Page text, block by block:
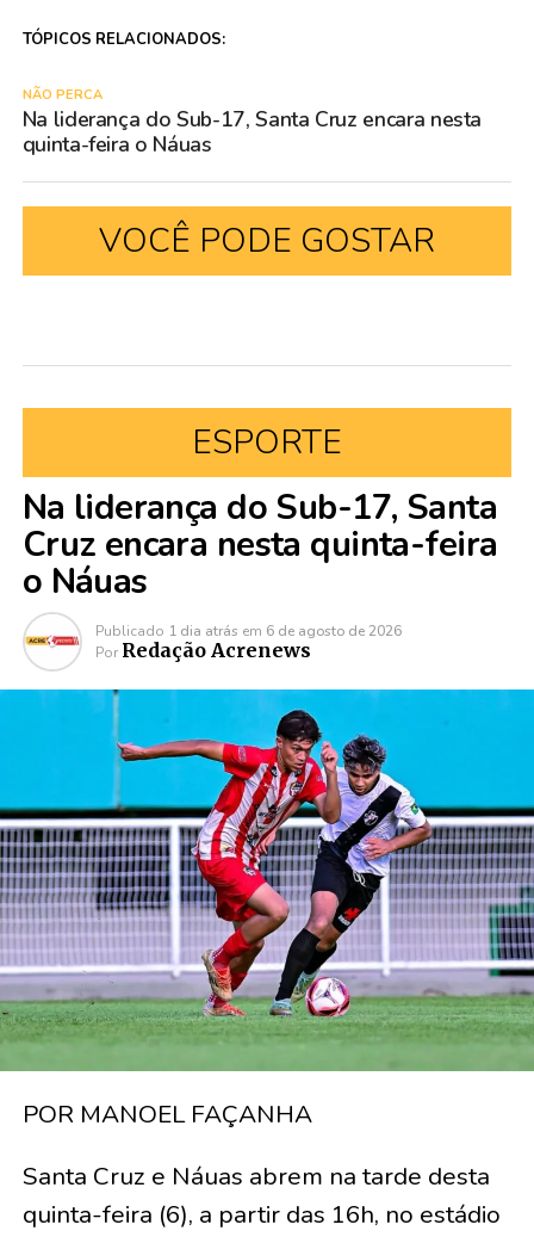
TÓPICOS RELACIONADOS:
NÃO PERCA
Na liderança do Sub-17, Santa Cruz encara nesta
quinta-feira o Náuas
VOCÊ PODE GOSTAR
ESPORTE
Na liderança do Sub-17, Santa
Cruz encara nesta quinta-feira
o Náuas
Publicado 1 dia atrás em 6 de agosto de 2026
Por Redação Acrenews
POR MANOEL FAÇANHA
Santa Cruz e Náuas abrem na tarde desta
quinta-feira (6), a partir das 16h, no estádio